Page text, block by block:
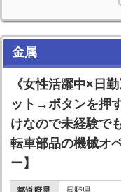
金属
《女性活躍中×日
ット→ボタンを押
けなので未経験で
転車部品の機械オ
ー】